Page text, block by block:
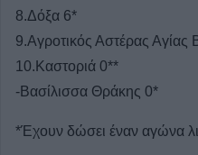
8.Δόξα 6*
9.Αγροτικός Αστέρας
10.Καστοριά 0**
-Βασίλισσα Θράκης 0*
*Έχουν δώσει έναν αγώνα